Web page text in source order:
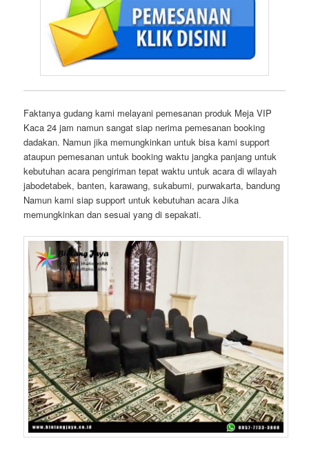
Faktanya gudang kami melayani pemesanan produk Meja VIP
Kaca 24 jam namun sangat siap nerima pemesanan booking
dadakan. Namun jika memungkinkan untuk bisa kami support
ataupun pemesanan untuk booking waktu jangka panjang untuk
kebutuhan acara pengiriman tepat waktu untuk acara di wilayah
jabodetabek, banten, karawang, sukabumi, purwakarta, bandung
Namun kami siap support untuk kebutuhan acara Jika
memungkinkan dan sesuai yang di sepakati.